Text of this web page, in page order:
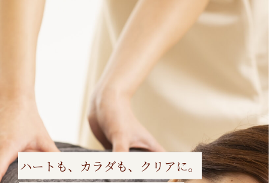
ハートも、カラダも、クリアに。